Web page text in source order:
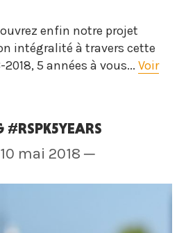
enfin notre projet
intégralité à travers cette
5 années à vous... Voir
mai 2018 ─